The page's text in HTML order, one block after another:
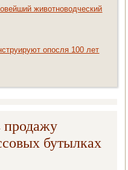
животноводческий
опосля 100 лет
продажу
бутылках